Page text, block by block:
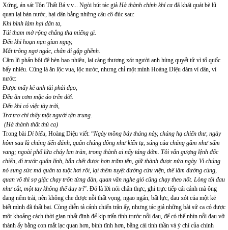
Xứng, án sát Tôn Thất Bá v.v... Ngòi bút tác giả Hà thành chính khí ca đã khái quát bè lũ
quan lại bán nước, hại dân bằng những câu cô đúc sau:
Khi bình làm hại dân ta,
Túi tham mở rộng chẳng tha miếng gì.
Đến khi hoạn nạn gian nguy,
Mắt trông ngơ ngác, chân đi gập ghềnh.
Căm lũ phản bội đê hèn bao nhiêu, lại càng thương xót người anh hùng quyết tử vì tổ quốc
bấy nhiêu. Cũng là ăn lộc vua, lộc nước, nhưng chỉ một mình Hoàng Diệu dám vì dân, vì
nước:
Được mấy kẻ anh tài phải đạo,
Đều ăn cơm mặc áo trên đời.
Đến khi có việc tày trời,
Trơ trơ chỉ thấy một người tận trung.
(Hà thành thất thủ ca)
Trong bài Di biểu, Hoàng Diệu viết: “Ngày mồng bảy tháng này, chúng hạ chiến thư, ngày
hôm sau là chúng tiến đánh, quân chúng đông như kiến tụ, súng của chúng gầm như sấm
vang; ngoài phố lửa cháy lan tràn, trong thành ai nấy táng đởm. Tôi vẫn gượng lệnh đốc
chiến, đi trước quân lính, bắn chết được hơn trăm tên, giữ thành được nửa ngày. Vì chúng
nó sung sức mà quân ta tuột hơi rồi, lại thêm tuyệt đường cứu viện, thế lâm đường cùng,
quan võ thì sợ giặc chạy trốn từng đàn, quan văn nghe gió cũng chạy theo nốt. Lòng tôi đau
như cắt, một tay không thể duy trì”. Đó là lời nói chân thực, ghi trực tiếp cái cảnh mà ông
đang nếm trải, nên không che được nỗi thất vọng, ngao ngán, bất lực, đau xót của một kẻ
biết mình đã thất bại. Cùng diễn tả cảnh chiến trận ấy, nhưng tác giả những bài sử ca có được
một khoảng cách thời gian nhất định để kịp trấn tĩnh trước nỗi đau, để có thể nhìn nỗi đau vỡ
thành ấy bằng con mắt lạc quan hơn, bình tĩnh hơn, bằng cái tinh thần và ý chí của chính